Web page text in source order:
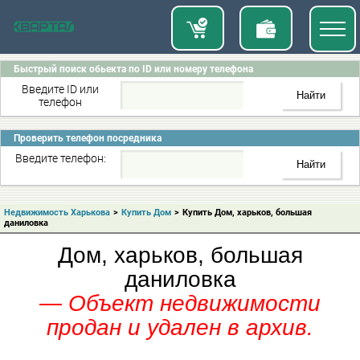
Быстрый поиск обьекта по ID или номеру телефона
Введите ID или
телефон
Проверить телефон посредника
Введите телефон:
Недвижимость Харькова > Купить Дом > Купить Дом, харьков, большая
даниловка
Дом, харьков, большая
даниловка
— Объект недвижимости
продан и удален в архив.